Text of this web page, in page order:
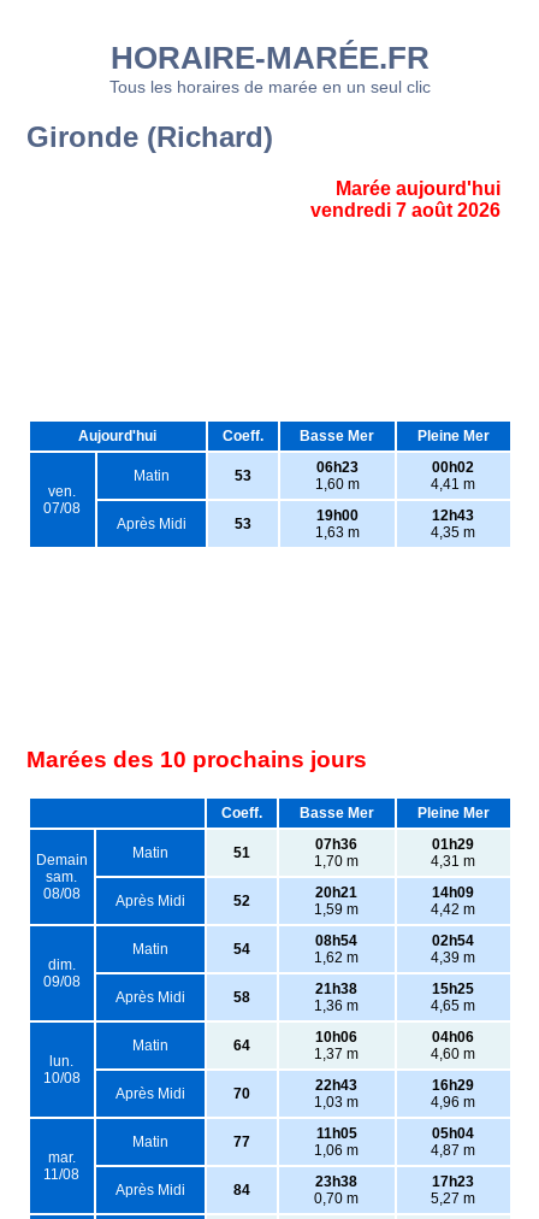
HORAIRE-MARÉE.FR
Tous les horaires de marée en un seul clic
Gironde (Richard)
Marée aujourd'hui
vendredi 7 août 2026
Aujourd'hui Coeff. Basse Mer Pleine Mer
ven.
07/08
Matin 53
06h23
1,60 m
00h02
4,41 m
Après Midi 53
19h00
1,63 m
12h43
4,35 m
Marées des 10 prochains jours
Coeff. Basse Mer Pleine Mer
Demain
sam.
08/08
Matin 51
07h36
1,70 m
01h29
4,31 m
Après Midi 52
20h21
1,59 m
14h09
4,42 m
dim.
09/08
Matin 54
08h54
1,62 m
02h54
4,39 m
Après Midi 58
21h38
1,36 m
15h25
4,65 m
lun.
10/08
Matin 64
10h06
1,37 m
04h06
4,60 m
Après Midi 70
22h43
1,03 m
16h29
4,96 m
mar.
11/08
Matin 77
11h05
1,06 m
05h04
4,87 m
Après Midi 84
23h38
0,70 m
17h23
5,27 m